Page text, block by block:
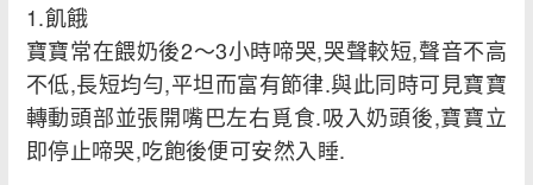
1.飢餓
寶寶常在餵奶後2～3小時啼哭,哭聲較短,聲音不高
不低,長短均勻,平坦而富有節律.與此同時可見寶寶
轉動頭部並張開嘴巴左右覓食.吸入奶頭後,寶寶立
即停止啼哭,吃飽後便可安然入睡.